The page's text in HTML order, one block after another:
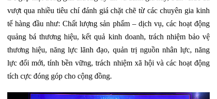
vượt qua nhiều tiêu chí đánh giá chặt chẽ từ các chuyên gia kinh
tế hàng đầu như: Chất lượng sản phẩm – dịch vụ, các hoạt động
quảng bá thương hiệu, kết quả kinh doanh, trách nhiệm bảo vệ
thương hiệu, năng lực lãnh đạo, quản trị nguồn nhân lực, năng
lực đổi mới, tính bền vững, trách nhiệm xã hội và các hoạt động
tích cực đóng góp cho cộng đồng.